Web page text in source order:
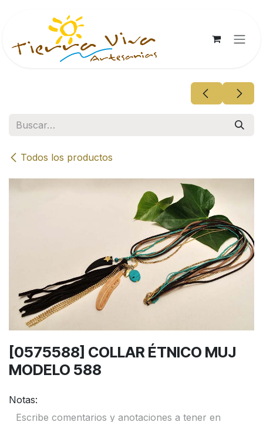
Todos los productos
[0575588] COLLAR ÉTNICO MUJ
MODELO 588
Notas: